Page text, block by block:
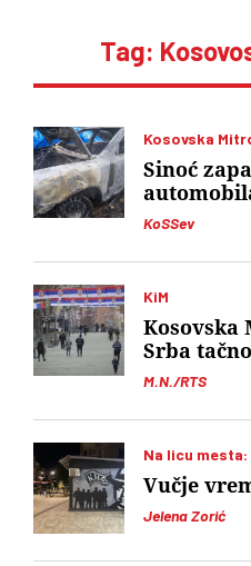
Tag:
Kosovska
KoSSev
Sinoć
KiM
M.N./RTS
Kosovska
Srba
Na licu
Jelena Zorić
Vučje